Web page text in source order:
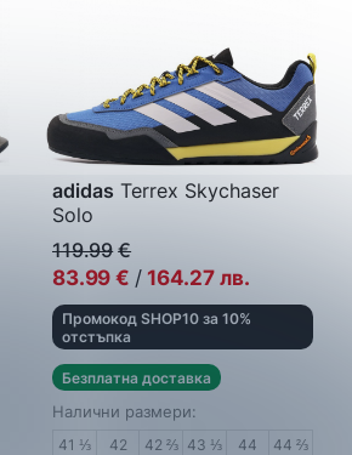
adidas Terrex Skychaser
Solo
Мъжки спортни обувки
119.99 €
83.99 € / 164.27 лв.
Промокод SHOP10 за 10%
отстъпка
Безплатна доставка
Налични размери:
41 ⅓ 42 42 ⅔ 43 ⅓ 44
44 ⅔